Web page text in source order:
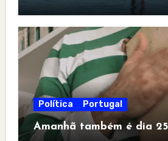
Política Portugal
Amanhã também é dia